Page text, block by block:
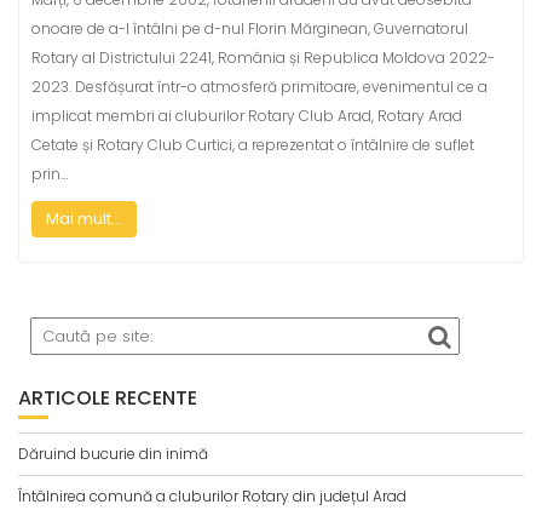
onoare de a-l întâlni pe d-nul Florin Mărginean, Guvernatorul
Rotary al Districtului 2241, România și Republica Moldova 2022-
2023. Desfășurat într-o atmosferă primitoare, evenimentul ce a
implicat membri ai cluburilor Rotary Club Arad, Rotary Arad
Cetate și Rotary Club Curtici, a reprezentat o întâlnire de suflet
prin…
Mai mult...
ARTICOLE RECENTE
Dăruind bucurie din inimă
Întâlnirea comună a cluburilor Rotary din județul Arad